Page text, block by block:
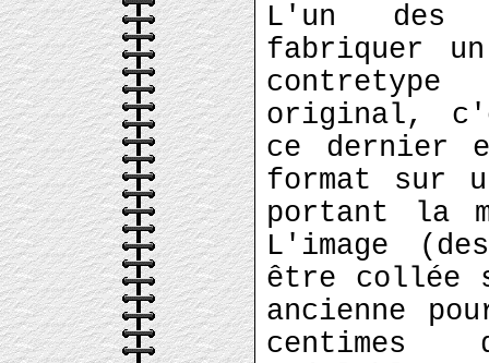
L'un des
fabriquer
original,
ce dernier
format sur
portant la
L'image
être collée
ancienne